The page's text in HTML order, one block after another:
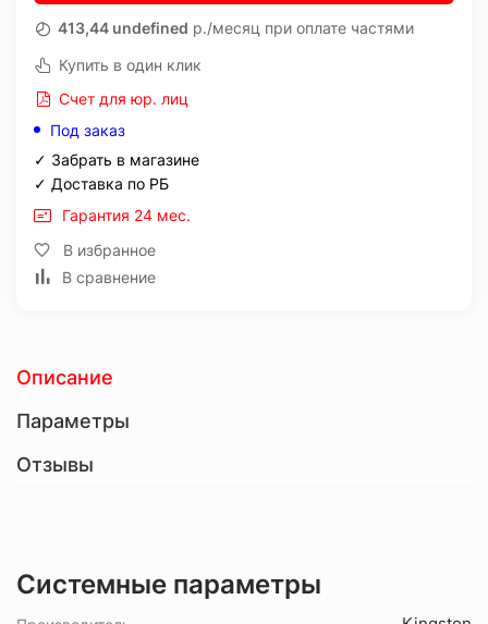
413,44 undefined р./месяц при оплате частями
Купить в один клик
Счет для юр. лиц
Под заказ
✓ Забрать в магазине
✓ Доставка по РБ
Гарантия 24 мес.
В избранное
В сравнение
Описание
Параметры
Отзывы
Системные параметры